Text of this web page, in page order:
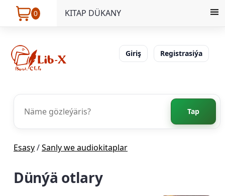
0 KITAP DÜKANY
Giriş Registrasiýa
Tap
Esasy/Sanly we audiokitaplar
Dünýä otlary